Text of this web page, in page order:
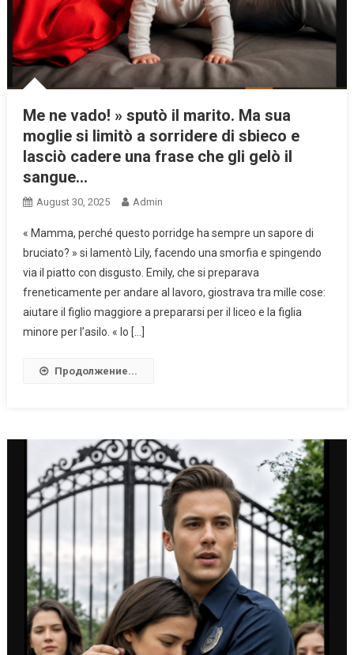
Me ne vado! » sputò il marito. Ma sua
moglie si limitò a sorridere di sbieco e
lasciò cadere una frase che gli gelò il
sangue…
August 30, 2025 Admin
« Mamma, perché questo porridge ha sempre un sapore di
bruciato? » si lamentò Lily, facendo una smorfia e spingendo
via il piatto con disgusto. Emily, che si preparava
freneticamente per andare al lavoro, giostrava tra mille cose:
aiutare il figlio maggiore a prepararsi per il liceo e la figlia
minore per l’asilo. « Io […]
Продолжение...